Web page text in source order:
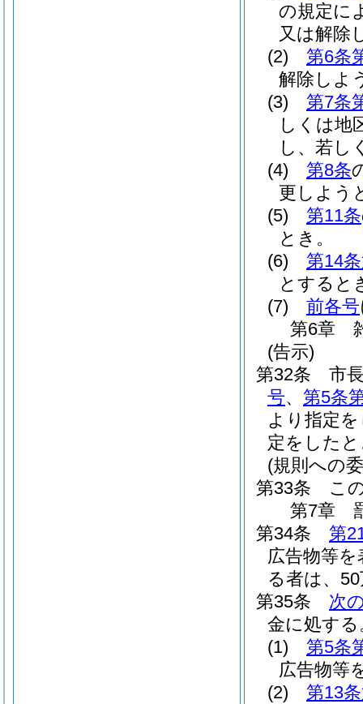
の規定に
又は解除
(2)
第6条
解除しよ
(3)
第7条
しくは地
し、若し
(4)
第8条
更しよう
(5)
第11条
とき。
(6)
第14
とすると
(7)
前各号
第6章
(告示)
第32条
市
号、 第5条
より指定
定をした
(規則への
第33条
こ
第7章
第34条
第
広告物等
る者は、
第35条
次
金に処する
(1)
第5条
広告物等
(2)
第13